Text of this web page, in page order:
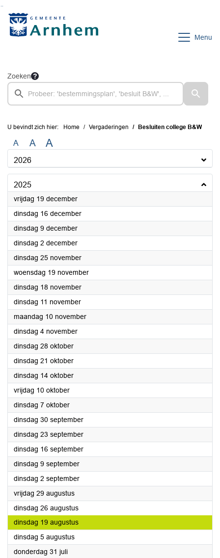
Menu
Zoeken
U bevindt zich hier: Home Vergaderingen Besluiten college B&W
A A A
2026
2025
vrijdag 19 december2025
dinsdag 16 december2025
dinsdag 9 december2025
dinsdag 2 december2025
dinsdag 25 november2025
woensdag 19 november2025
dinsdag 18 november2025
dinsdag 11 november2025
maandag 10 november2025
dinsdag 4 november2025
dinsdag 28 oktober2025
dinsdag 21 oktober2025
dinsdag 14 oktober2025
vrijdag 10 oktober2025
dinsdag 7 oktober2025
dinsdag 30 september2025
dinsdag 23 september2025
dinsdag 16 september2025
dinsdag 9 september2025
dinsdag 2 september2025
vrijdag 29 augustus2025
dinsdag 26 augustus2025
dinsdag 19 augustus2025
dinsdag 5 augustus2025
donderdag 31 juli2025